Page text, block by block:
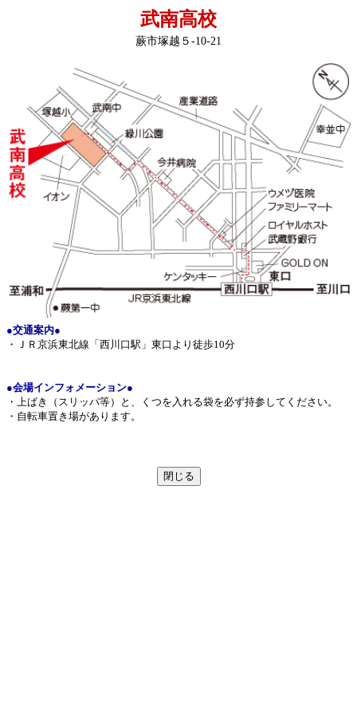
武南高校
蕨市塚越５-10-21
●交通案内●
・ＪＲ京浜東北線「西川口駅」東口より徒歩10分
●会場インフォメーション●
・上ばき（スリッパ等）と、くつを入れる袋を必ず持参してください。
・自転車置き場があります。